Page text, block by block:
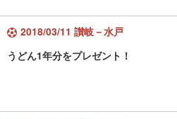
2018/03/11 讃岐－水戸
うどん1年分をプレゼント！